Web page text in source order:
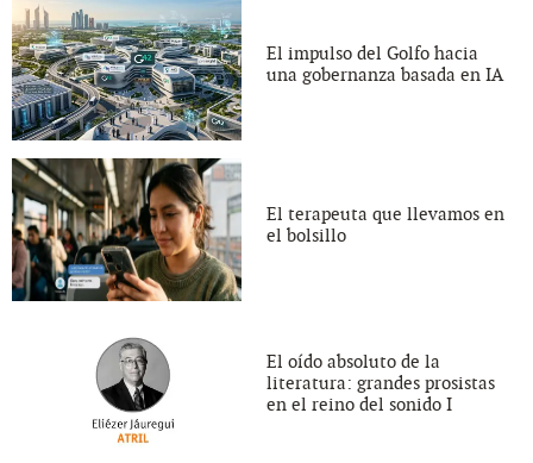
El impulso del Golfo hacia
una gobernanza basada en IA
El terapeuta que llevamos en
el bolsillo
El oído absoluto de la
literatura: grandes prosistas
en el reino del sonido I